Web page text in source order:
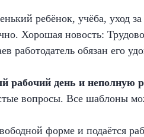
ребёнок, учёба, уход
Хорошая новость:
работодатель обязан его
рабочий день и неполную
вопросы. Все шаблоны
форме и подаётся